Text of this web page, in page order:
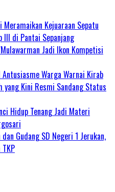
Kejuaraan Sepatu
III di Pantai Sepanjang
Jadi Ikon Kompetisi
Warga Warnai Kirab
yang Kini Resmi Sandang Status
Hidup Tenang Jadi Materi
Gudang SD Negeri 1 Jerukan,